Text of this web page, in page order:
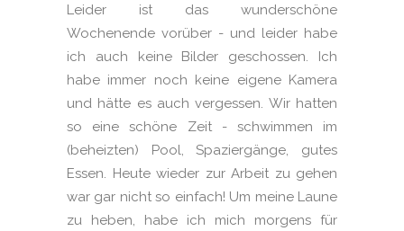
Leider ist das wunderschöne
Wochenende vorüber - und leider habe
ich auch keine Bilder geschossen. Ich
habe immer noch keine eigene Kamera
und hätte es auch vergessen. Wir hatten
so eine schöne Zeit - schwimmen im
(beheizten) Pool, Spaziergänge, gutes
Essen. Heute wieder zur Arbeit zu gehen
war gar nicht so einfach! Um meine Laune
zu heben, habe ich mich morgens für